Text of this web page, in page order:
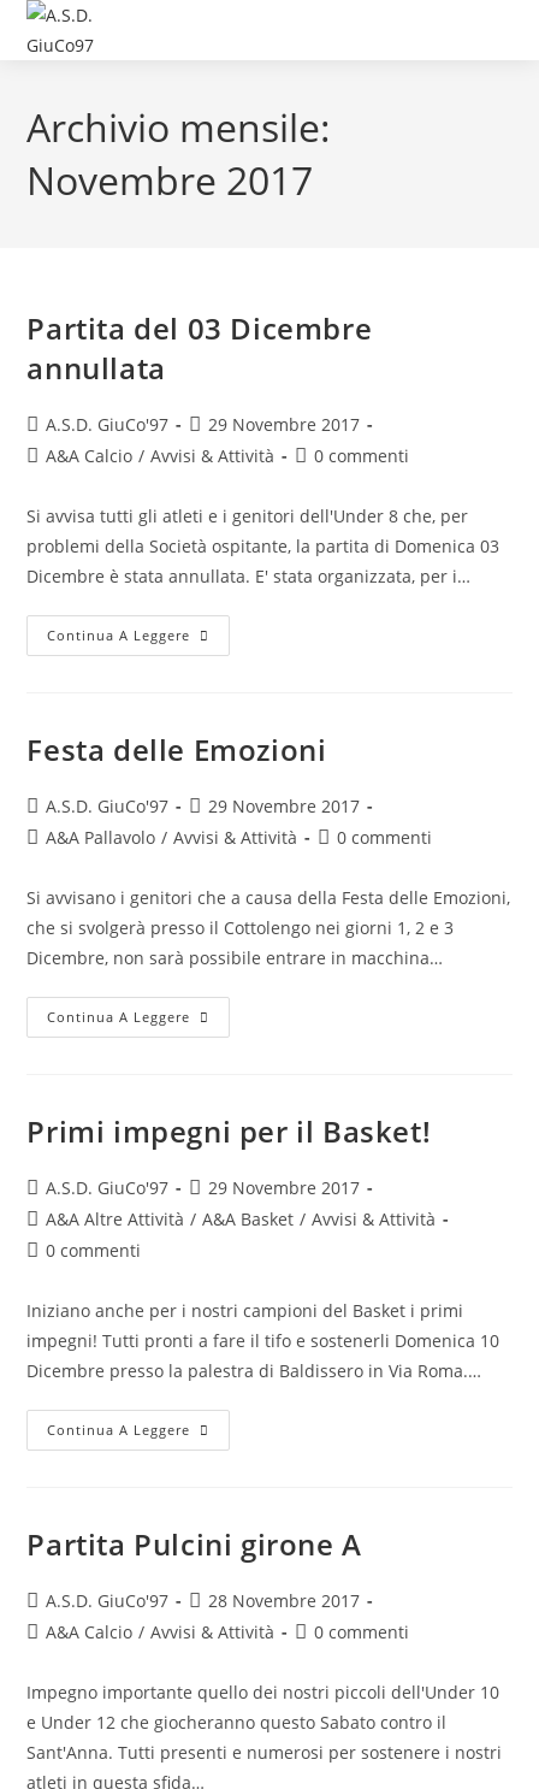
Archivio mensile:
Novembre 2017
Partita del 03 Dicembre
annullata
A.S.D. GiuCo'97
29 Novembre 2017
A&A Calcio / Avvisi & Attività 0 commenti
Si avvisa tutti gli atleti e i genitori dell'Under 8 che, per
problemi della Società ospitante, la partita di Domenica 03
Dicembre è stata annullata. E' stata organizzata, per i…
Continua A Leggere
Festa delle Emozioni
A.S.D. GiuCo'97
29 Novembre 2017
A&A Pallavolo / Avvisi & Attività 0 commenti
Si avvisano i genitori che a causa della Festa delle Emozioni,
che si svolgerà presso il Cottolengo nei giorni 1, 2 e 3
Dicembre, non sarà possibile entrare in macchina…
Continua A Leggere
Primi impegni per il Basket!
A.S.D. GiuCo'97
29 Novembre 2017
A&A Altre Attività / A&A Basket / Avvisi & Attività
0 commenti
Iniziano anche per i nostri campioni del Basket i primi
impegni! Tutti pronti a fare il tifo e sostenerli Domenica 10
Dicembre presso la palestra di Baldissero in Via Roma.…
Continua A Leggere
Partita Pulcini girone A
A.S.D. GiuCo'97
28 Novembre 2017
A&A Calcio / Avvisi & Attività 0 commenti
Impegno importante quello dei nostri piccoli dell'Under 10
e Under 12 che giocheranno questo Sabato contro il
Sant'Anna. Tutti presenti e numerosi per sostenere i nostri
atleti in questa sfida…